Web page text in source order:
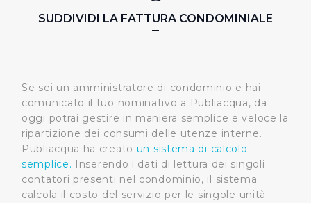
SUDDIVIDI LA FATTURA CONDOMINIALE
Se sei un amministratore di condominio e hai
comunicato il tuo nominativo a Publiacqua, da
oggi potrai gestire in maniera semplice e veloce la
ripartizione dei consumi delle utenze interne.
Publiacqua ha creato un sistema di calcolo
semplice. Inserendo i dati di lettura dei singoli
contatori presenti nel condominio, il sistema
calcola il costo del servizio per le singole unità